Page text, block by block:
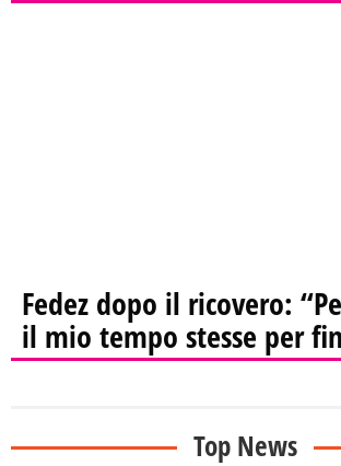
Fedez dopo il ricovero:
il mio tempo stesse per
Top News